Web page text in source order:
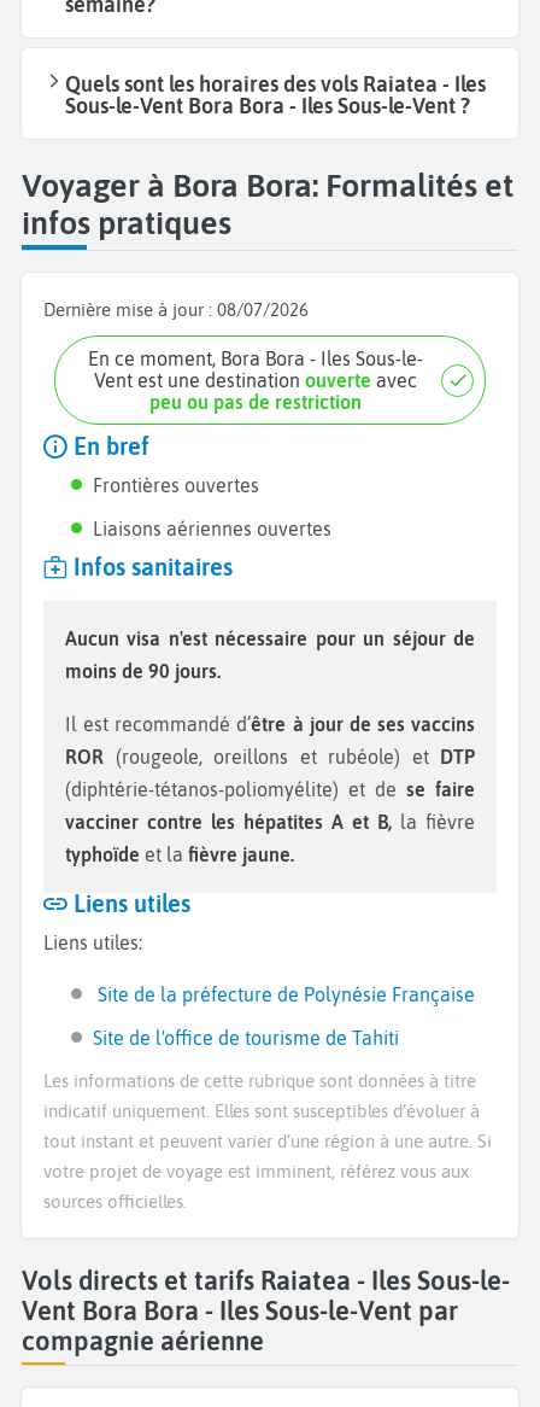
Quels sont les horaires des vols Raiatea - Iles
Sous-le-Vent Bora Bora - Iles Sous-le-Vent ?
Voyager à Bora Bora: Formalités et
infos pratiques
Dernière mise à jour : 08/07/2026
En ce moment, Bora Bora - Iles Sous-le-
Vent est une destinationouverte avec
peu ou pas de restriction
En bref
Frontières ouvertes
Liaisons aériennes ouvertes
Infos sanitaires
Aucun visa n'est nécessaire pour un séjour de
moins de 90 jours.
Il est recommandé d’être à jour de ses vaccins
ROR (rougeole, oreillons et rubéole) et DTP
(diphtérie-tétanos-poliomyélite) et de se faire
vacciner contre les hépatites A et B,
la fièvre
typhoïde et la fièvre jaune.
Liens utiles
Liens utiles:
Site de la préfecture de Polynésie Française
Site de l'office de tourisme de Tahiti
Les informations de cette rubrique sont données à titre
indicatif uniquement. Elles sont susceptibles d’évoluer à
tout instant et peuvent varier d’une région à une autre. Si
votre projet de voyage est imminent, référez vous aux
sources officielles.
Vols directs et tarifs Raiatea - Iles Sous-le-
Vent Bora Bora - Iles Sous-le-Vent par
compagnie aérienne